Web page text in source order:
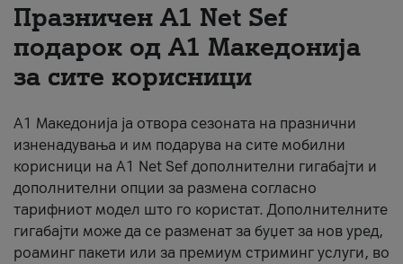
За нас
#ПодобарОнлајн
Празничен A1 Net Sеf
подарок од А1 Македонија
за сите корисници
А1 Македонија ја отвора сезоната на празнични
изненадувања и им подарува на сите мобилни
корисници на A1 Net Sef дополнителни гигабајти и
дополнителни опции за размена согласно
тарифниот модел што го користат. Дополнителните
гигабајти може да се разменат за буџет за нов уред,
роаминг пакети или за премиум стриминг услуги, во